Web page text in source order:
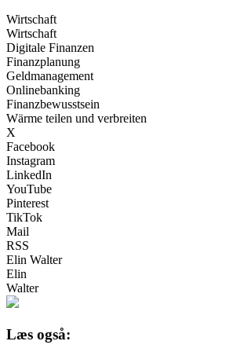
Wirtschaft
Wirtschaft
Digitale Finanzen
Finanzplanung
Geldmanagement
Onlinebanking
Finanzbewusstsein
Wärme teilen und verbreiten
X
Facebook
Instagram
LinkedIn
YouTube
Pinterest
TikTok
Mail
RSS
Elin Walter
Elin
Walter
Læs også: